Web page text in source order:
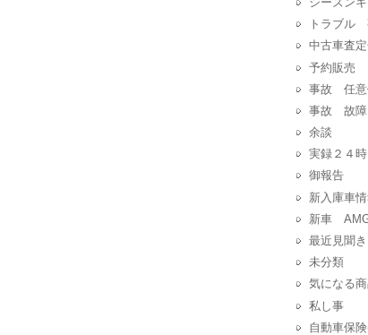
トラブル
中古車査
予約販売
事故 任意
事故 故
余談
実録２４時
御報告
新入庫車
新車
最近見聞
未分類
気になる
私し事
自動車保険